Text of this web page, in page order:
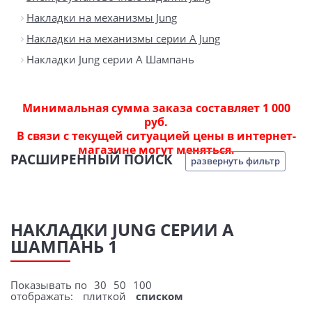
Накладки на механизмы Jung
Накладки на механизмы серии A Jung
Накладки Jung серии A Шампань
Минимальная сумма заказа составляет 1 000
руб.
В связи с текущей ситуацией цены в интернет-
магазине могут меняться.
РАСШИРЕННЫЙ ПОИСК развернуть фильтр
НАКЛАДКИ JUNG СЕРИИ A
ШАМПАНЬ 1
Показывать по 30 50 100
отображать:
плиткой списком